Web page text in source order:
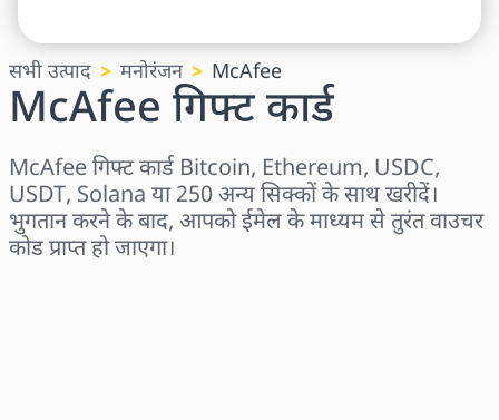
सभी उत्पाद मनोरंजन McAfee
McAfee गिफ्ट कार्ड
McAfee गिफ्ट कार्ड Bitcoin, Ethereum, USDC,
USDT, Solana या 250 अन्य सिक्कों के साथ खरीदें।
भुगतान करने के बाद, आपको ईमेल के माध्यम से तुरंत वाउचर
कोड प्राप्त हो जाएगा।